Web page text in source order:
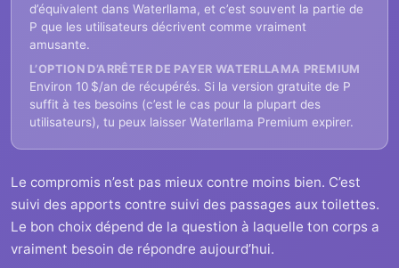
d’équivalent dans Waterllama, et c’est souvent la partie de
P que les utilisateurs décrivent comme vraiment
amusante.
L’OPTION D’ARRÊTER DE PAYER WATERLLAMA PREMIUM
Environ 10 $/an de récupérés. Si la version gratuite de P
suffit à tes besoins (c’est le cas pour la plupart des
utilisateurs), tu peux laisser Waterllama Premium expirer.
Le compromis n’est pas mieux contre moins bien. C’est
suivi des apports contre suivi des passages aux toilettes.
Le bon choix dépend de la question à laquelle ton corps a
vraiment besoin de répondre aujourd’hui.